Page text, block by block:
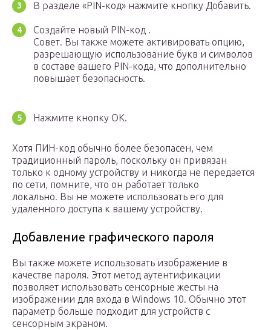
В разделе «PIN-код» нажмите кнопку Добавить.
Создайте новый PIN-код .
Совет. Вы также можете активировать опцию,
разрешающую использование букв и символов
в составе вашего PIN-кода, что дополнительно
повышает безопасность.
Нажмите кнопку ОК.
Хотя ПИН-код обычно более безопасен, чем
традиционный пароль, поскольку он привязан
только к одному устройству и никогда не передается
по сети, помните, что он работает только
локально. Вы не можете использовать его для
удаленного доступа к вашему устройству.
Добавление графического пароля
Вы также можете использовать изображение в
качестве пароля. Этот метод аутентификации
позволяет использовать сенсорные жесты на
изображении для входа в Windows 10. Обычно этот
параметр больше подходит для устройств с
сенсорным экраном.